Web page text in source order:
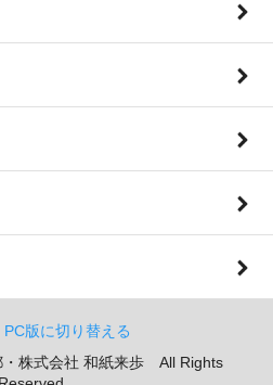
PC版に切り替える
株式会社 和紙来歩 All Rights